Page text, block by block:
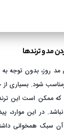
مد روز، بدون توجه
شود. بسیاری از
که ممکن است این
در این موارد،
آن سبک همخوانی